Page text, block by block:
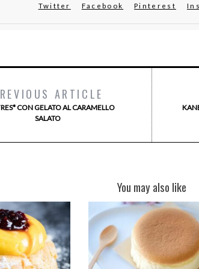
Twitter Facebook Pinterest
ARTICLE
CON GELATO AL CARAMELLO
SALATO
You may also like